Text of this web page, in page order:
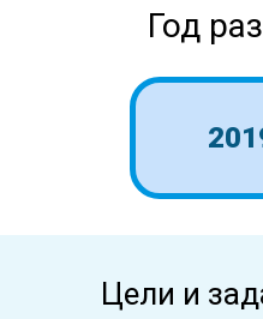
Год
Цели и